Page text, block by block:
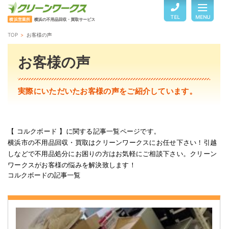
横浜営業所 横浜の不用品回収・買取サービス TEL MENU
サービスのご案内
回収品目・料金
お客様の声
TOP お客様の声
お客様の声
実際にいただいたお客様の声をご紹介しています。
【 コルクボード 】に関する記事一覧ページです。
横浜市の不用品回収・買取はクリーンワークスにお任せ下さい！引越
しなどで不用品処分にお困りの方はお気軽にご相談下さい。クリーン
ワークスがお客様の悩みを解決致します！
コルクボードの記事一覧